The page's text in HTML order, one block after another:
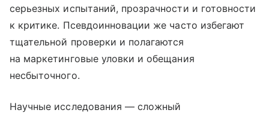
серьезных испытаний, прозрачности и готовности
к критике. Псевдоинновации же часто избегают
тщательной проверки и полагаются
на маркетинговые уловки и обещания
несбыточного.
Научные исследования — сложный